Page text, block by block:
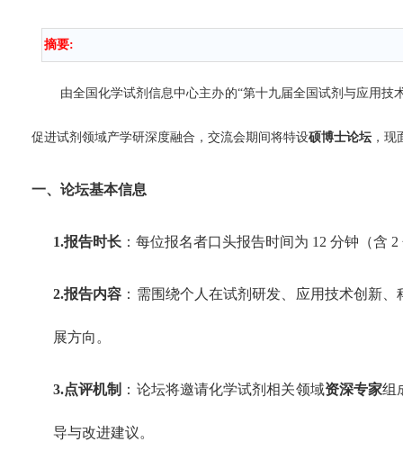
摘要:
由全国化学试剂信息中心主办的“第十九届全国试剂与应用技
促进试剂领域产学研深度融合，交流会期间将特设硕博士论坛 ，
一、论坛基本信息
1.报告时长 ：每位报名者口头报告时间为 12 分钟（含 2
2.报告内容 ：需围绕个人在试剂研发、应用技术创新
展方向。
3.点评机制 ：论坛将邀请化学试剂相关领域资深专家组
导与改进建议。